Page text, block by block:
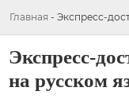
Главная - Экспресс-
Экспресс-
на русском